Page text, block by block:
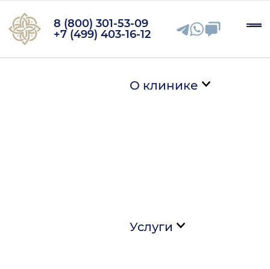
8 (800) 301-53-09
+7 (499) 403-16-12
О клинике
Услуги